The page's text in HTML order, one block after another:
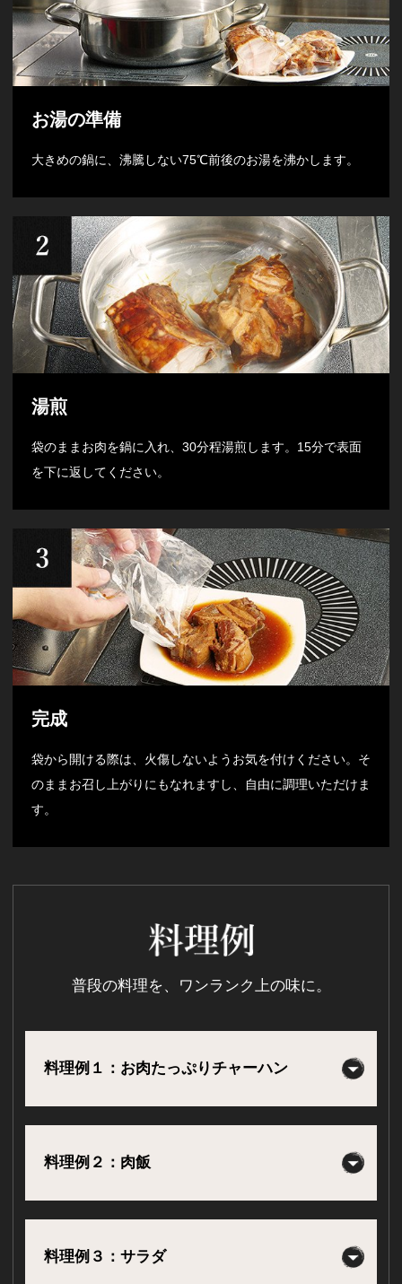
お湯の準備
大きめの鍋に、沸騰しない75℃前後のお湯を沸かします。
湯煎
袋のままお肉を鍋に入れ、30分程湯煎します。15分で表面
を下に返してください。
完成
袋から開ける際は、火傷しないようお気を付けください。そ
のままお召し上がりにもなれますし、自由に調理いただけま
す。
普段の料理を、ワンランク上の味に。
料理例１：お肉たっぷりチャーハン
料理例２：肉飯
料理例３：サラダ